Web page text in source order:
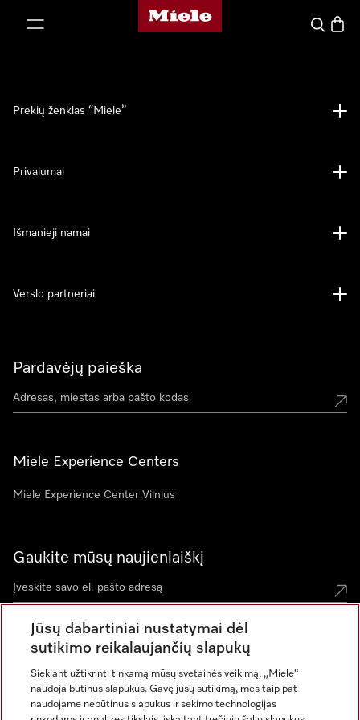
"Miele" pradžios tinklalapis
Paieška
Pardavėjų paieška
Miele Experience Centers
Miele Experience Center Vilnius
Gaukite mūsų naujienlaiškį
Prekių ženklas “Miele”
Privalumai
Išmanieji namai
Verslo partneriai
Jūsų dabartiniai nustatymai dėl
sutikimo reikalaujančių slapukų
Siekiant užtikrinti tinkamą mūsų svetainės veikimą, „Miele“
naudoja būtinus slapukus. Gavę jūsų sutikimą, mes taip pat
naudojame nebūtinus slapukus ir sekimo technologijas